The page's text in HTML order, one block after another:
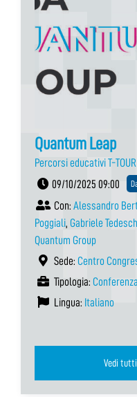
Quantum Leap
Percorsi educativi T-TOUR
09/10/2025 09:00
Con: Alessandro
Poggiali, Gabriele
Quantum Group
Sede: Centro
Tipologia: Conferenza
Lingua: Italiano